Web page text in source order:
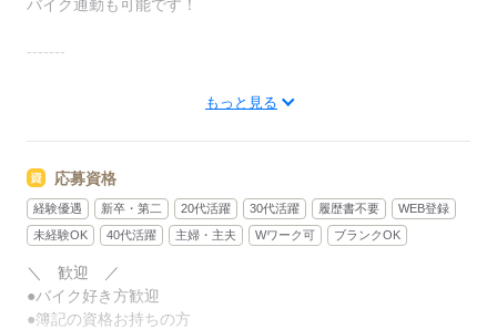
バイク通勤も可能です！
-------
◆請求書の取りまとめ
◆定時請求書発行
◆経費支払い
◆請求書、契約書などの書類管理
◆売上集計とその他集計業務
などをしていただきます！
もっと見る
応募資格
経験優遇 新卒・第二 20代活躍 30代活躍 履歴書不要
WEB登録
未経験OK
40代活躍 主婦・主夫 Wワーク可 ブランクOK
＼ 歓迎 ／
●バイク好き方歓迎
●簿記の資格お持ちの方